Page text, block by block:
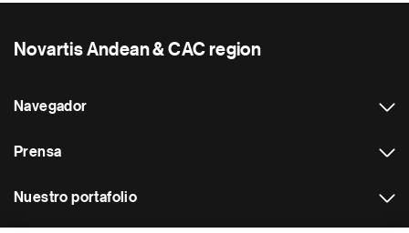
Novartis Andean & CAC region
Navegador
Prensa
Nuestro portafolio